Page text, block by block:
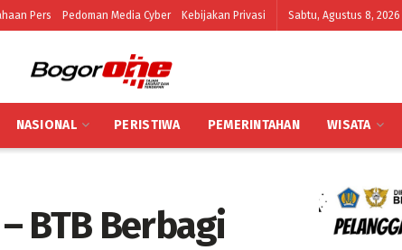
Pers Pedoman Media Cyber Kebijakan Privasi Sabtu, Agustus 8, 2026
NASIONAL PERISTIWA PEMERINTAHAN WISATA
BTB Berbagi